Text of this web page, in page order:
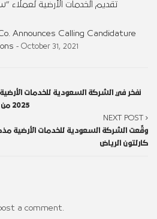
تقديم الخدمات الأرضية لعملاء
Announces Calling Candidature
- October 31, 2021
نفخر في الشركة السعودية للخدمات الأرضية
2025 من وزارة النقل والخدمات اللوجستية
NEXT POST
وقّعت الشركة السعودية للخدمات الأرضية
كارلتون الرياض
a comment.